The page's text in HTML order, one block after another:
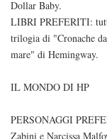
Dollar Baby.
LIBRI PREFERITI:
trilogia di "Cronache
mare" di Hemingway.
IL MONDO DI HP
PERSONAGGI
Zabini e Narcissa